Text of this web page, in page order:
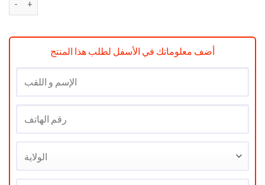
أضف معلوماتك في الأسفل لطلب هذا المنتج